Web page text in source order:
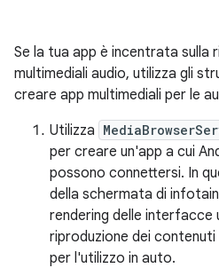
Se la tua app è incentrata sulla
multimediali audio, utilizza gli
creare app multimediali per le
Utilizza
per creare un'app a cui
possono connettersi. In
della schermata di
rendering delle interfacce
riproduzione dei
per l'utilizzo in auto.